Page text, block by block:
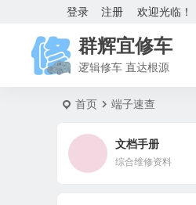
欢迎光临！
登录 注册
群辉宜修车
逻辑修车 直达根源
首页 端子速查
文档手册
综合维修资料